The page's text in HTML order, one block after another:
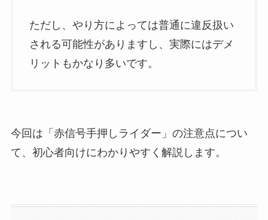
ただし、やり方によっては普通に違反扱い
される可能性がありますし、実際にはデメ
リットもかなり多いです。
今回は「赤信号手押しライダー」の注意点につい
て、初心者向けにわかりやすく解説します。